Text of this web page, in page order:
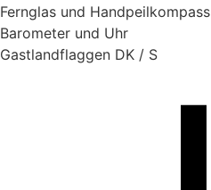
Fernglas und Handpeilkompass
Barometer und Uhr
Gastlandflaggen DK / S